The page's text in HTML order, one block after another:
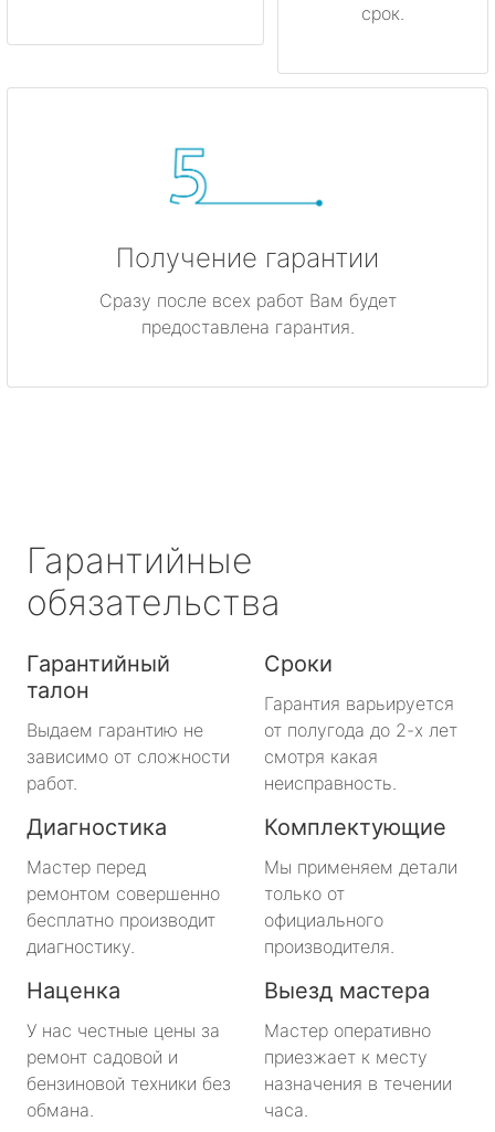
срок.
Получение гарантии
Сразу после всех работ Вам будет
предоставлена гарантия.
Гарантийные
обязательства
Гарантийный
талон
Выдаем гарантию не
зависимо от сложности
работ.
Сроки
Гарантия варьируется
от полугода до 2-х лет
смотря какая
неисправность.
Диагностика
Мастер перед
ремонтом совершенно
бесплатно производит
диагностику.
Комплектующие
Мы применяем детали
только от
официального
производителя.
Наценка
У нас честные цены за
ремонт садовой и
бензиновой техники без
обмана.
Выезд мастера
Мастер оперативно
приезжает к месту
назначения в течении
часа.